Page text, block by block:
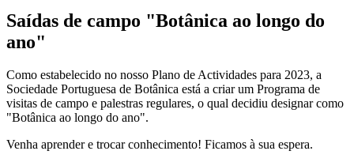
Saídas de campo "Botânica ao longo do
ano"
Como estabelecido no nosso Plano de Actividades para 2023, a
Sociedade Portuguesa de Botânica está a criar um Programa de
visitas de campo e palestras regulares, o qual decidiu designar como
"Botânica ao longo do ano".
Venha aprender e trocar conhecimento! Ficamos à sua espera.